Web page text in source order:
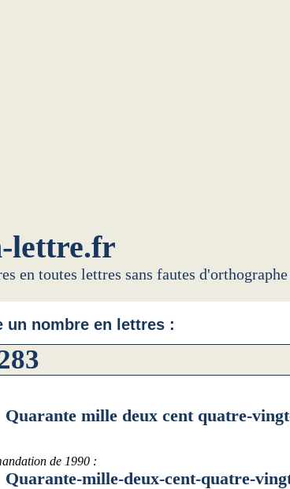
lettre.fr
en toutes lettres sans fautes d'orthographe
un nombre en lettres :
mille deux cent quatre-
de 1990 :
mille-deux-cent-quatre-